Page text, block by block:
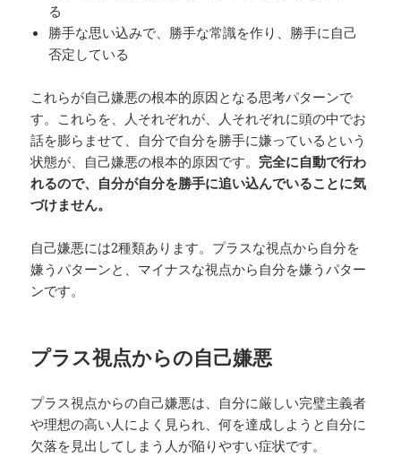
る
勝手な思い込みで、勝手な常識を作り、勝手に自己
否定している
これらが自己嫌悪の根本的原因となる思考パターンで
す。これらを、人それぞれが、人それぞれに頭の中でお
話を膨らませて、自分で自分を勝手に嫌っているという
状態が、自己嫌悪の根本的原因です。 完全に自動で行わ
れるので、自分が自分を勝手に追い込んでいることに気
づけません。
自己嫌悪には2種類あります。プラスな視点から自分を
嫌うパターンと、マイナスな視点から自分を嫌うパター
ンです。
プラス視点からの自己嫌悪
プラス視点からの自己嫌悪は、自分に厳しい完璧主義者
や理想の高い人によく見られ、何を達成しようと自分に
欠落を見出してしまう人が陥りやすい症状です。